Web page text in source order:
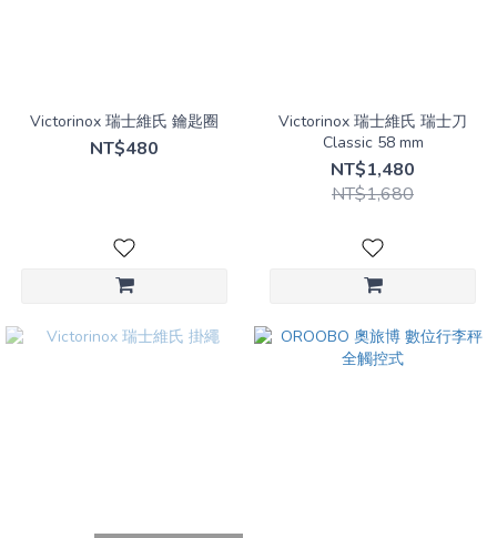
Victorinox 瑞士維氏 鑰匙圈
NT$480
Victorinox 瑞士維氏 瑞士刀
Classic 58 mm
NT$1,480
NT$1,680